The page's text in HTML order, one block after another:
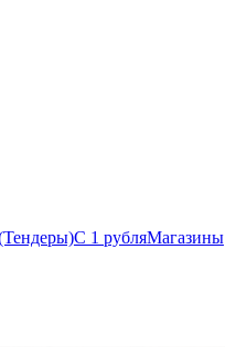
С 1 рубляМагазины